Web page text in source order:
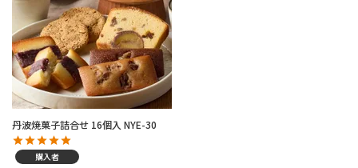
丹波焼菓子詰合せ 16個入 NYE-30
購入者